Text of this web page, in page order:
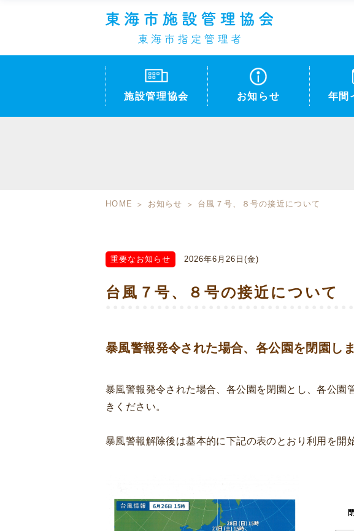
施設管理協会 お知らせ 年間
HOME お知らせ 台風７号、８号の接近について
重要なお知らせ 2026年6月26日(金)
台風７号、８号の接近について
暴風警報発令された場合、各公園を閉園しま
暴風警報発令された場合、各公園を閉園とし、各公園
きください。
暴風警報解除後は基本的に下記の表のとおり利用を開